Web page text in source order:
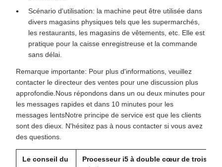
Scénario d'utilisation: la machine peut être utilisée dans
divers magasins physiques tels que les supermarchés,
les restaurants, les magasins de vêtements, etc. Elle est
pratique pour la caisse enregistreuse et la commande
sans délai.
Remarque importante: Pour plus d'informations, veuillez
contacter le directeur des ventes pour une discussion plus
approfondie.Nous répondons dans un ou deux minutes pour
les messages rapides et dans 10 minutes pour les
messages lentsNotre principe de service est que les clients
sont des dieux. N'hésitez pas à nous contacter si vous avez
des questions.
Le conseil du
Processeur i5 à double cœur de